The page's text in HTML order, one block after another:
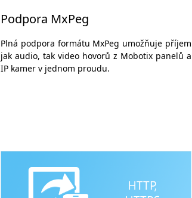
Podpora MxPeg
Plná podpora formátu MxPeg umožňuje příjem
jak audio, tak video hovorů z Mobotix panelů a
IP kamer v jednom proudu.